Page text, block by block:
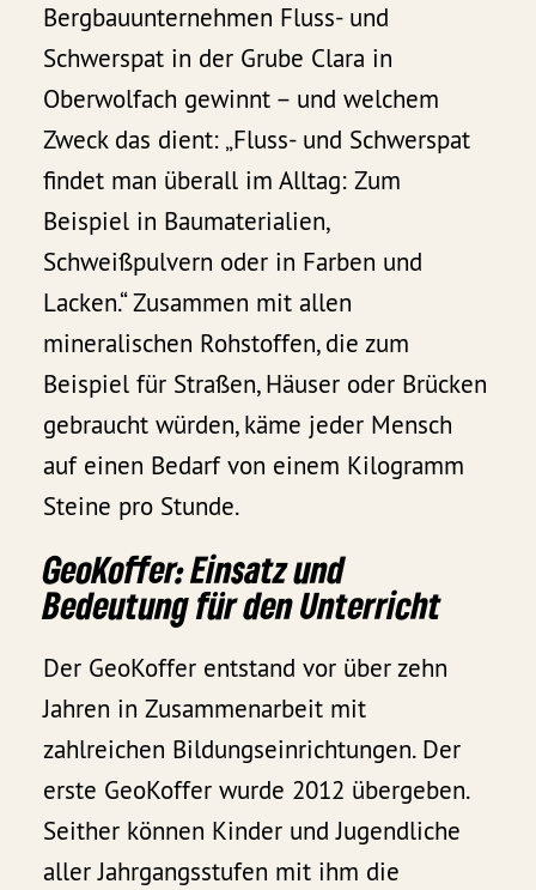
Bergbauunternehmen Fluss- und
Schwerspat in der Grube Clara in
Oberwolfach gewinnt – und welchem
Zweck das dient: „Fluss- und Schwerspat
findet man überall im Alltag: Zum
Beispiel in Baumaterialien,
Schweißpulvern oder in Farben und
Lacken.“ Zusammen mit allen
mineralischen Rohstoffen, die zum
Beispiel für Straßen, Häuser oder Brücken
gebraucht würden, käme jeder Mensch
auf einen Bedarf von einem Kilogramm
Steine pro Stunde.
GeoKoffer: Einsatz und
Bedeutung für den Unterricht
Der GeoKoffer entstand vor über zehn
Jahren in Zusammenarbeit mit
zahlreichen Bildungseinrichtungen. Der
erste GeoKoffer wurde 2012 übergeben.
Seither können Kinder und Jugendliche
aller Jahrgangsstufen mit ihm die